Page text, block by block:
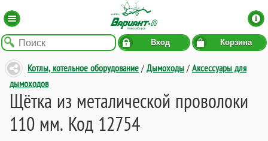
Вход Корзина
Котлы, котельное оборудование / Дымоходы / Аксессуары для
дымоходов
Щётка из металической проволоки
110 мм. Код 12754